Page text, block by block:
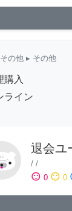
その他 ▸ その他
購入
ライン
退会ユ
/ /
sentiment_satisfied 0 sentiment_neutral 0